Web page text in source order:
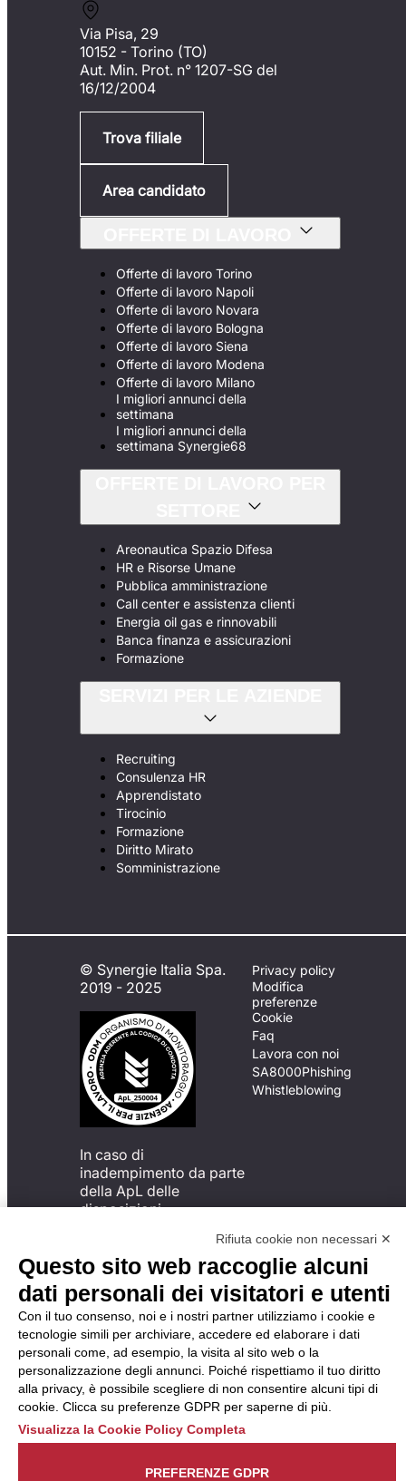
Via Pisa, 29
10152 - Torino (TO)
Aut. Min. Prot. n° 1207-SG del
16/12/2004
Trova filiale
Area candidato
Offerte di lavoro Torino
Offerte di lavoro Napoli
Offerte di lavoro Novara
Offerte di lavoro Bologna
Offerte di lavoro Siena
Offerte di lavoro Modena
Offerte di lavoro Milano
I migliori annunci della
settimana
I migliori annunci della
settimana Synergie68
Areonautica Spazio Difesa
HR e Risorse Umane
Pubblica amministrazione
Call center e assistenza clienti
Energia oil gas e rinnovabili
Banca finanza e assicurazioni
Formazione
Recruiting
Consulenza HR
Apprendistato
Tirocinio
Formazione
Diritto Mirato
Somministrazione
© Synergie Italia Spa.
2019 - 2025
In caso di
inadempimento da parte
della ApL delle
disposizioni
possibile presentare un
reclamo
all’Organismo di
Monitoraggio utilizzando
una delle modalità
descritte al seguente
indirizzo web
https://odm-
agenzielavoro.it/reclami/.
Privacy policy
Modifica
preferenze
Cookie
Faq
Lavora con noi
SA8000Phishing
Whistleblowing
Rifiuta cookie non necessari ✕
Questo sito web raccoglie alcuni
dati personali dei visitatori e utenti
Con il tuo consenso, noi e i nostri partner utilizziamo i cookie e
tecnologie simili per archiviare, accedere ed elaborare i dati
personali come, ad esempio, la visita al sito web o la
personalizzazione degli annunci. Poiché rispettiamo il tuo diritto
alla privacy, è possibile scegliere di non consentire alcuni tipi di
cookie. Clicca su preferenze GDPR per saperne di più.
Visualizza la Cookie Policy Completa
PREFERENZE GDPR